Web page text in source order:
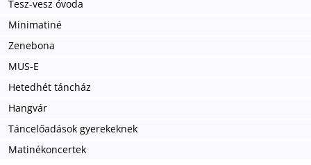
Tesz-vesz óvoda
Minimatiné
Zenebona
MUS-E
Hetedhét táncház
Hangvár
Táncelőadások gyerekeknek
Matinékoncertek